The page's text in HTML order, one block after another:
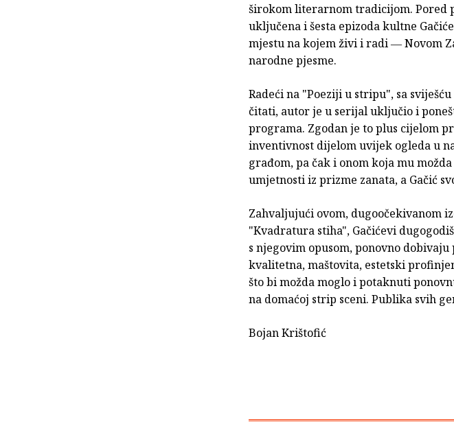
širokom literarnom tradicijom. Pored
uključena i šesta epizoda kultne
mjestu na kojem živi i radi ― Novom
narodne pjesme.
Radeći na "Poeziji u stripu", sa
čitati, autor je u serijal uključio i
programa. Zgodan je to plus cijelom
inventivnost dijelom uvijek ogleda u
građom, pa čak i onom koja mu
umjetnosti iz prizme zanata, a Gačić
Zahvaljujući ovom, dugoočekivanom
"Kvadratura stiha", Gačićevi
s njegovim opusom, ponovno
kvalitetna, maštovita, estetski
što bi možda moglo i potaknuti
na domaćoj strip sceni. Publika svih
Bojan Krištofić